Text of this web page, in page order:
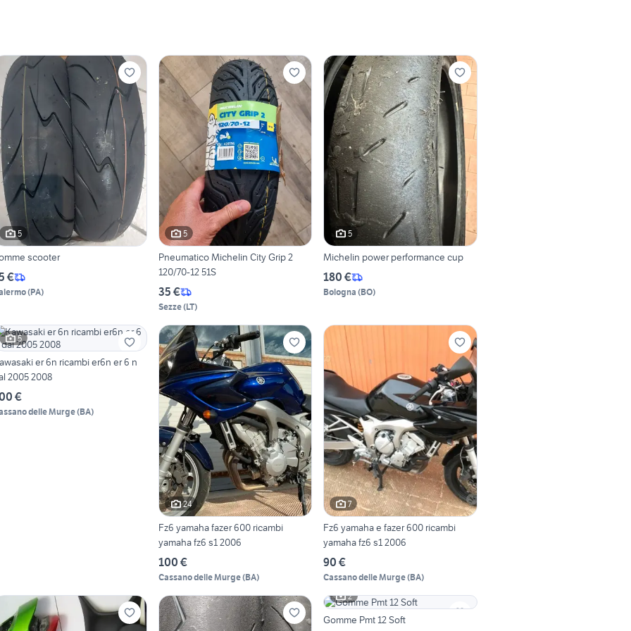
5
scooter
€
(PA)
5
Pneumatico Michelin City Grip 2
120/70-12 51S
35 €
Sezze(LT)
5
Michelin power performance cup
180 €
Bologna (BO)
5
er 6n ricambi er6n er 6 n
2005 2008
€
delle Murge(BA)
24
Fz6 yamaha fazer 600 ricambi
yamaha fz6 s1 2006
100 €
Cassano delle Murge(BA)
7
Fz6 yamaha e fazer 600 ricambi
yamaha fz6 s1 2006
90 €
Cassano delle Murge(BA)
2
Gomme Pmt 12 Soft